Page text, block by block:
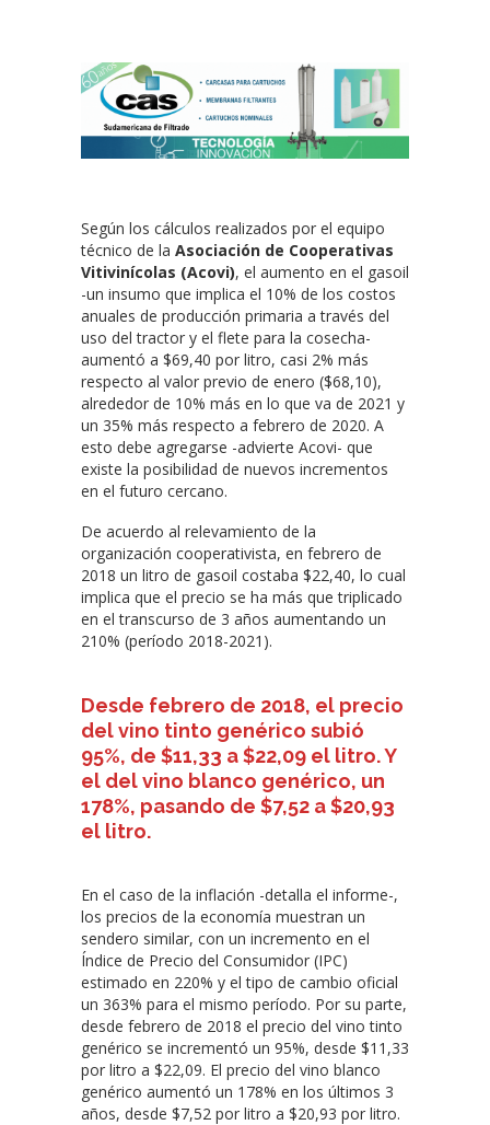
Según los cálculos realizados por el equipo
técnico de la Asociación de Cooperativas
Vitivinícolas (Acovi), el aumento en el gasoil
-un insumo que implica el 10% de los costos
anuales de producción primaria a través del
uso del tractor y el flete para la cosecha-
aumentó a $69,40 por litro, casi 2% más
respecto al valor previo de enero ($68,10),
alrededor de 10% más en lo que va de 2021 y
un 35% más respecto a febrero de 2020. A
esto debe agregarse -advierte Acovi- que
existe la posibilidad de nuevos incrementos
en el futuro cercano.
De acuerdo al relevamiento de la
organización cooperativista, en febrero de
2018 un litro de gasoil costaba $22,40, lo cual
implica que el precio se ha más que triplicado
en el transcurso de 3 años aumentando un
210% (período 2018-2021).
Desde febrero de 2018, el precio
del vino tinto genérico subió
95%, de $11,33 a $22,09 el litro. Y
el del vino blanco genérico, un
178%, pasando de $7,52 a $20,93
el litro.
En el caso de la inflación -detalla el informe-,
los precios de la economía muestran un
sendero similar, con un incremento en el
Índice de Precio del Consumidor (IPC)
estimado en 220% y el tipo de cambio oficial
un 363% para el mismo período. Por su parte,
desde febrero de 2018 el precio del vino tinto
genérico se incrementó un 95%, desde $11,33
por litro a $22,09. El precio del vino blanco
genérico aumentó un 178% en los últimos 3
años, desde $7,52 por litro a $20,93 por litro.